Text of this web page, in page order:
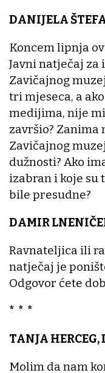
DANIJELA
Koncem lipnja
Javni natječaj
Zavičajnog
tri mjeseca, a
medijima, nije
završio?
Zavičajnog
dužnosti? Ako
izabran i koje su
bile presudne?
DAMIR
Ravnateljica ili
natječaj je
Odgovor ćete
* * *
TANJA
Molim da nam